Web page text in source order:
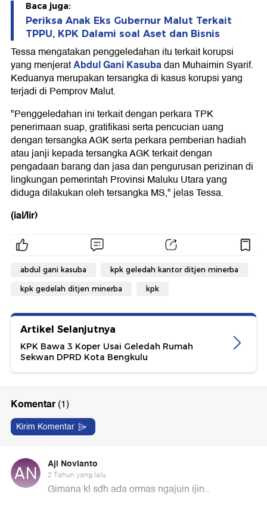
Baca juga:
Periksa Anak Eks Gubernur Malut Terkait
TPPU, KPK Dalami soal Aset dan Bisnis
Tessa mengatakan penggeledahan itu terkait korupsi
yang menjeratAbdul Gani Kasubadan Muhaimin Syarif.
Keduanya merupakan tersangka di kasus korupsi yang
terjadi di Pemprov Malut.
"Penggeledahan ini terkait dengan perkara TPK
penerimaan suap, gratifikasi serta pencucian uang
dengan tersangka AGK serta perkara pemberian hadiah
atau janji kepada tersangka AGK terkait dengan
pengadaan barang dan jasa dan pengurusan perizinan di
lingkungan pemerintah Provinsi Maluku Utara yang
diduga dilakukan oleh tersangka MS," jelas Tessa.
(ial/lir)
abdul gani kasuba kpk geledah kantor ditjen minerba
kpk gedelah ditjen minerba kpk
Artikel Selanjutnya
KPK Bawa 3 Koper Usai Geledah Rumah
Sekwan DPRD Kota Bengkulu